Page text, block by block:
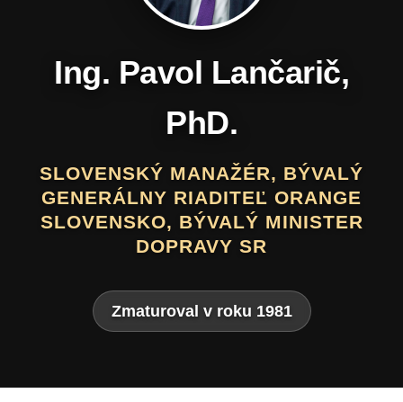
Daniel Hevier
DRAMATIK, SCENÁRISTA, TEXTÁR,
VÝTVARNÍK A AUTOR LITERATÚRY
PRE DETI A MLÁDEŽ
Zmaturoval v roku 1975